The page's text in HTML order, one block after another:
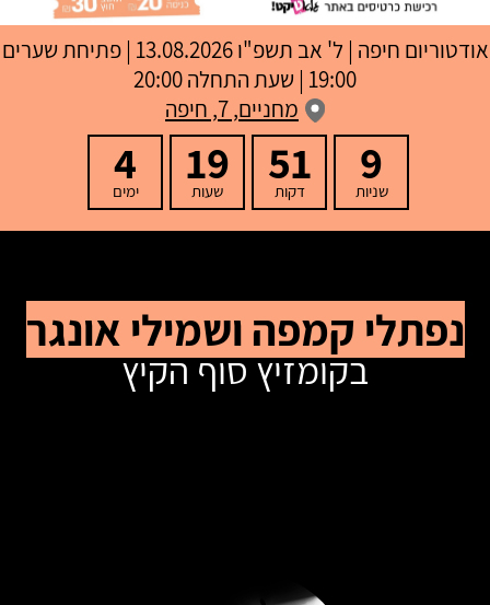
אודטוריום חיפה | ל' אב תשפ"ו
13.08.2026 | פתיחת שערים
19:00 | שעת התחלה 20:00
מחניים, 7, חיפה
8
שניות
51
דקות
19
שעות
4
ימים
נפתלי קמפה ושמילי אונגר
בקומזיץ סוף הקיץ